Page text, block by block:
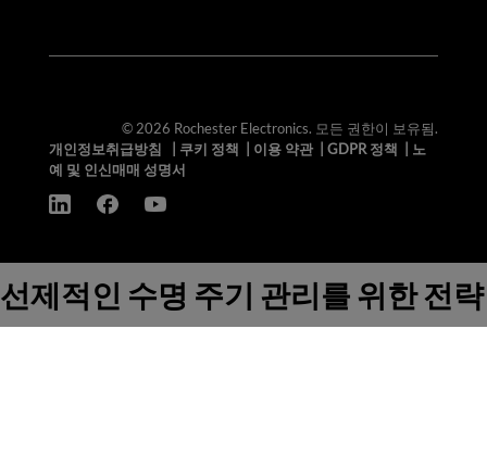
© 2026 Rochester Electronics. 모든 권한이 보유됨.
개인정보취급방침
쿠키 정책 이용 약관| GDPR 정책
노
예 및 인신매매 성명서
선제적인 수명 주기 관리를 위한 전략